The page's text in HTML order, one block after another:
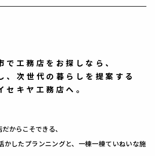
例
ト・セミナー
で工務店をお探しなら、
、次世代の暮らしを提案する
セキヤ工務店へ。
からこそできる、
かしたプランニングと、一棟一棟ていねいな施